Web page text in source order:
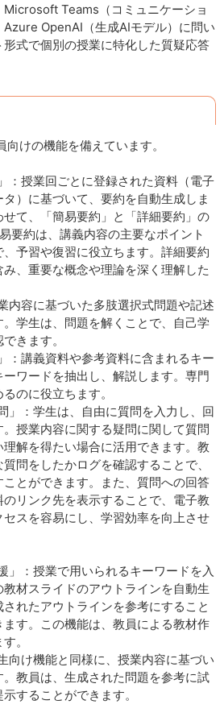
Microsoft Teams（コミュニケーショ
Azure OpenAI（生成AIモデル）に問い
式で個別の授業に特化した質疑応答
けの機能を備えています。
授業回ごとに登録された資料（電子
）に基づいて、要約を自動生成しま
て、「簡易要約」と「詳細要約」の
要約は、講義内容の主要なポイント
予習や復習に役立ちます。詳細要約
、重要な概念や理論を深く理解した
容に基づいた多肢選択式問題や記述
学生は、問題を解くことで、自己学
きます。
講義資料や参考資料に含まれるキー
ワードを抽出し、解説します。専門
のに役立ちます。
：学生は、自由に質問を入力し、回
授業内容に関する疑問に関して質問
解を得たい場合に活用できます。教
問をしたかログを確認することで、
とができます。また、質問への回答
リンク先を表示することで、電子教
スを容易にし、学習効率を向上させ
：授業で用いられるキーワードを入
材スライドのアウトラインを自動生
れたアウトラインを参考にすること
す。この機能は、教員による教材作
。
け機能と同様に、授業内容に基づい
教員は、生成された問題を参考に試
することができます。